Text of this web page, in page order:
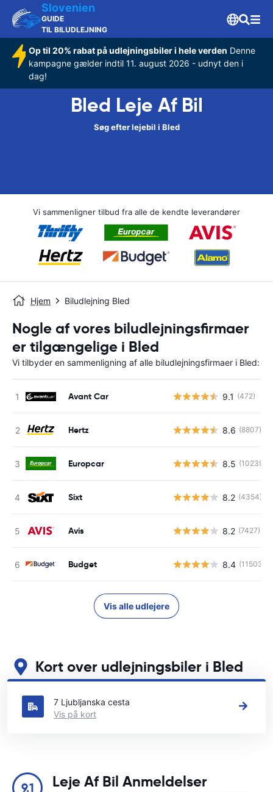
Slovenien
GUIDE
TIL BILUDLEJNING
Op til 20% rabat på udlejningsbiler i hele verden Denne
kampagne gælder indtil 11. august 2026 - udnyt den i
dag!
Bled Leje Af Bil
Søg efter lejebil i Bled
Vi sammenligner tilbud fra alle de kendte leverandører
Hjem Biludlejning Bled
Nogle af vores biludlejningsfirmaer
er tilgængelige i Bled
Vi tilbyder en sammenligning af alle biludlejningsfirmaer i Bled:
Avant Car 9.1 (472)
Hertz 8.6 (8807)
Europcar 8.5 (10239)
Sixt 8.2 (4354)
Avis 8.2 (7427)
Budget 8.4 (11503)
Vis alle udlejere
Kort over udlejningsbiler i Bled
Se vores vigtigste biludlejningssteder i Bled
7 Ljubljanska cesta
Vis på kort
9.1 Leje Af Bil Anmeldelser